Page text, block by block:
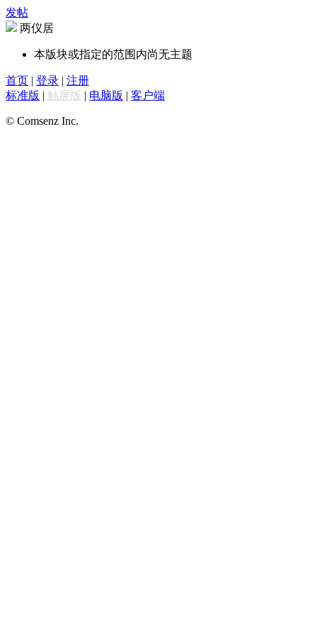
发帖
两仪居
本版块或指定的范围内尚无主题
首页 | 登录 | 注册
标准版 | 触屏版 | 电脑版 | 客户端
© Comsenz Inc.